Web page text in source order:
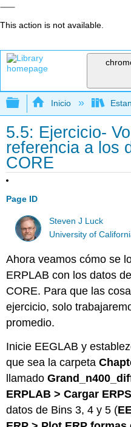
This action is not available.
Expandir/
Inicio
5.5: Ejercicio-
referencia a los
CORE
Page ID
Steven J Luck
University of
Ahora veamos cómo se
ERPLAB con los datos
CORE. Para que las
ejercicio, solo
promedio.
Inicie EEGLAB y
que sea la carpeta
llamado
ERPLAB > Cargar
datos de Bins 3, 4 y 5 (